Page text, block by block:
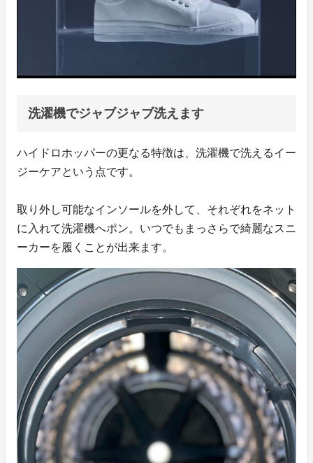
洗濯機でジャブジャブ洗えます
ハイドロホッパーの更なる特徴は、洗濯機で洗えるイー
ジーケアという点です。
取り外し可能なインソールを外して、それぞれをネット
に入れて洗濯機へポン。いつでもまっさらで綺麗なスニ
ーカーを履くことが出来ます。